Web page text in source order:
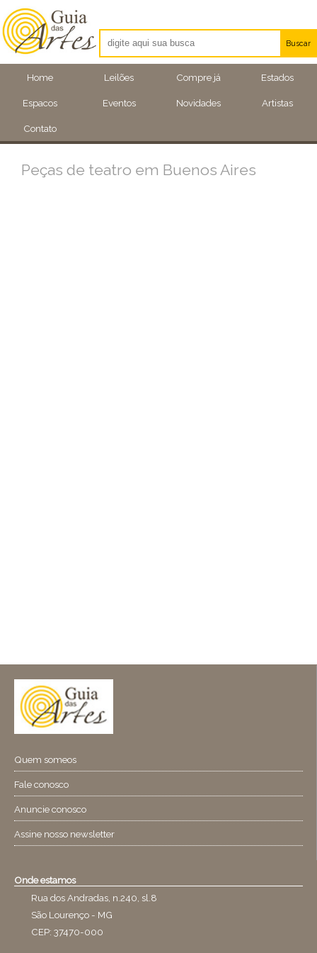
Home Leilões Compre já Estados
Espacos Eventos Novidades Artistas
Contato
Buscar
Artistas
Eventos
Peças de teatro em Buenos Aires
Quem someos
Fale conosco
Anuncie conosco
Assine nosso newsletter
Onde estamos
Rua dos Andradas, n.240, sl.8
São Lourenço - MG
CEP: 37470-000